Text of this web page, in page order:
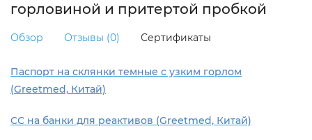
горловиной и притертой пробкой
Обзор Отзывы (0) Сертификаты
Паспорт на склянки темные с узким горлом
(Greetmed, Китай)
СС на банки для реактивов (Greetmed, Китай)